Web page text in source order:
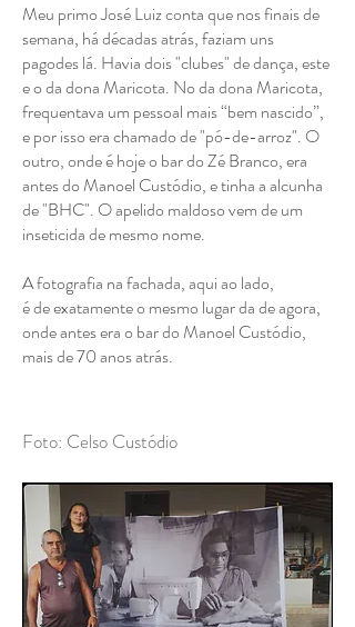
Meu primo José Luiz conta que nos finais de
semana, há décadas atrás, faziam uns
pagodes lá. Havia dois "clubes" de dança, este
e o da dona Maricota. No da dona Maricota,
frequentava um pessoal mais “bem nascido”,
e por isso era chamado de "pó-de-arroz". O
outro, onde é hoje o bar do Zé Branco, era
antes do Manoel Custódio, e tinha a alcunha
de "BHC". O apelido maldoso vem de um
inseticida de mesmo nome.
A fotografia na fachada, aqui ao lado,
é de exatamente o mesmo lugar da de agora,
onde antes era o bar do Manoel Custódio,
mais de 70 anos atrás.
Foto: Celso Custódio